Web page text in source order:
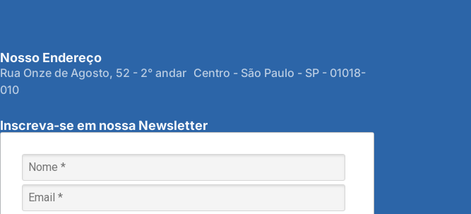
Nosso Endereço
Rua Onze de Agosto, 52 - 2° andar Centro - São Paulo - SP - 01018-
010
Inscreva-se em nossa Newsletter